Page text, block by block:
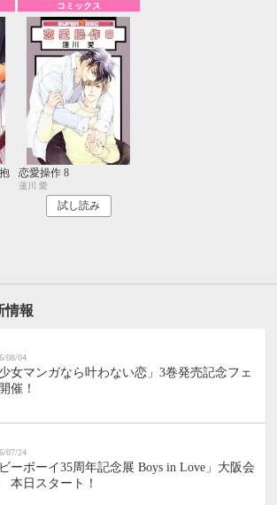
コミックス
恋愛操作 8
蓮川 愛
試し読み
情報
08/04
少女マンガなら叶わない恋」3巻発売記念フェ
催！
07/24
ビーボーイ35周年記念展 Boys in Love」大阪会
本日スタート！